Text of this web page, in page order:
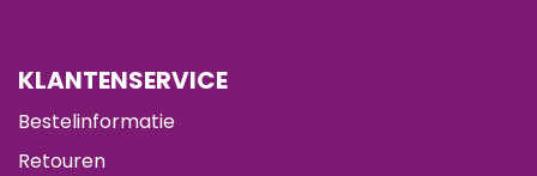
KLANTENSERVICE
Bestelinformatie
Retouren